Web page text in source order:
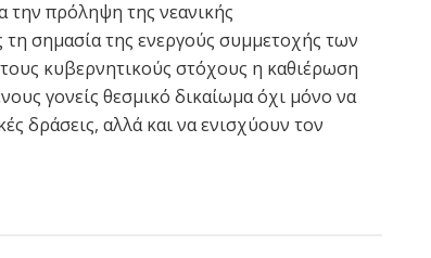
πρόληψη της νεανικής
τη σημασία της ενεργούς συμμετοχής των
κυβερνητικούς στόχους η καθιέρωση
γονείς θεσμικό δικαίωμα όχι μόνο να
δράσεις, αλλά και να ενισχύουν τον